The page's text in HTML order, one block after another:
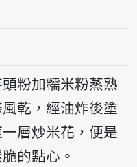
láu
粉加糯米粉蒸熟
乾，經油炸後塗
層炒米花，便是
的點心。